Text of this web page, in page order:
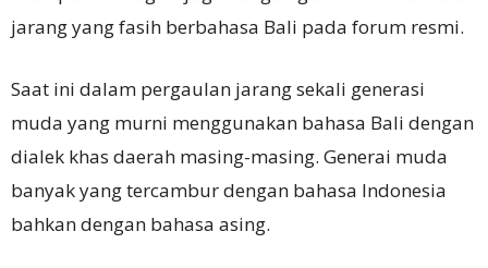
jarang yang fasih berbahasa Bali pada forum resmi.
Saat ini dalam pergaulan jarang sekali generasi
muda yang murni menggunakan bahasa Bali dengan
dialek khas daerah masing-masing. Generai muda
banyak yang tercambur dengan bahasa Indonesia
bahkan dengan bahasa asing.